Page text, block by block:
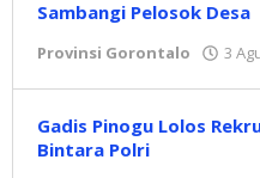
Sambangi Pelosok Desa
Provinsi Gorontalo 3
Gadis Pinogu Lolos
Bintara Polri